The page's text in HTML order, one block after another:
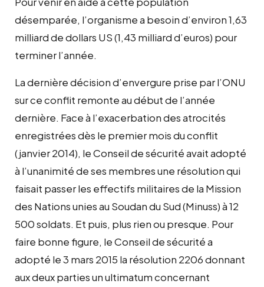
désemparée, l’organisme a besoin d’environ 1,63
milliard de dollars US (1,43 milliard d’euros) pour
terminer l’année.
La dernière décision d’envergure prise par l’ONU
sur ce conflit remonte au début de l’année
dernière. Face à l’exacerbation des atrocités
enregistrées dès le premier mois du conflit
(janvier 2014), le Conseil de sécurité avait adopté
à l’unanimité de ses membres une résolution qui
faisait passer les effectifs militaires de la Mission
des Nations unies au Soudan du Sud (Minuss) à 12
500 soldats. Et puis, plus rien ou presque. Pour
faire bonne figure, le Conseil de sécurité a
adopté le 3 mars 2015 la résolution 2206 donnant
aux deux parties un ultimatum concernant